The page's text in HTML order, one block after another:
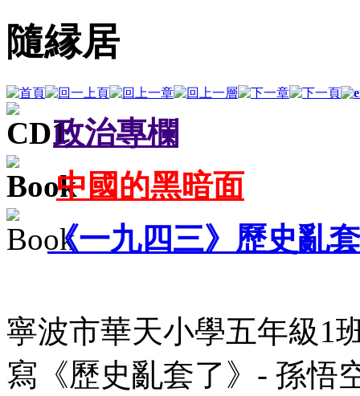
隨縁居
政治專欄
中國的黑暗面
《一九四三》歷史亂
寧波市華天小學五年級1
寫《歷史亂套了》- 孫悟